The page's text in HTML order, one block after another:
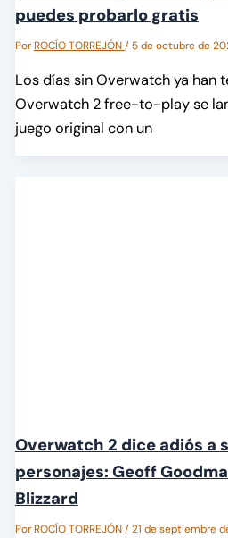
puedes probarlo gratis
PorROCÍO TORREJÓN/ 5 de octubre de
Los días sin Overwatch ya han
Overwatch 2 free-to-play se
juego original con un
Overwatch 2 dice adiós a
personajes: Geoff
Blizzard
PorROCÍO TORREJÓN/21 de septiembre